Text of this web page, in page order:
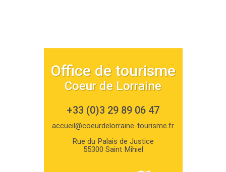
Office de tourisme
Coeur de Lorraine
+33 (0)3 29 89 06 47
accueil@coeurdelorraine-tourisme.fr
Rue du Palais de Justice
55300 Saint Mihiel